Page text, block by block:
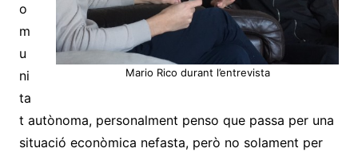
Mario Rico durant l’entrevista
o
m
u
ni
ta
t autònoma, personalment penso que passa per una
situació econòmica nefasta, però no solament per